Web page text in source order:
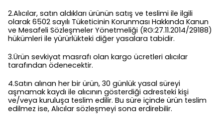
2.Alıcılar, satın aldıkları ürünün satış ve teslimi ile ilgili
olarak 6502 sayılı Tüketicinin Korunması Hakkında Kanun
ve Mesafeli Sözleşmeler Yönetmeliği (RG:27.11.2014/29188)
hükümleri ile yürürlükteki diğer yasalara tabidir.
3.Ürün sevkiyat masrafı olan kargo ücretleri alıcılar
tarafından ödenecektir.
4.Satın alınan her bir ürün, 30 günlük yasal süreyi
aşmamak kaydı ile alıcının gösterdiği adresteki kişi
ve/veya kuruluşa teslim edilir. Bu süre içinde ürün teslim
edilmez ise, Alıcılar sözleşmeyi sona erdirebilir.